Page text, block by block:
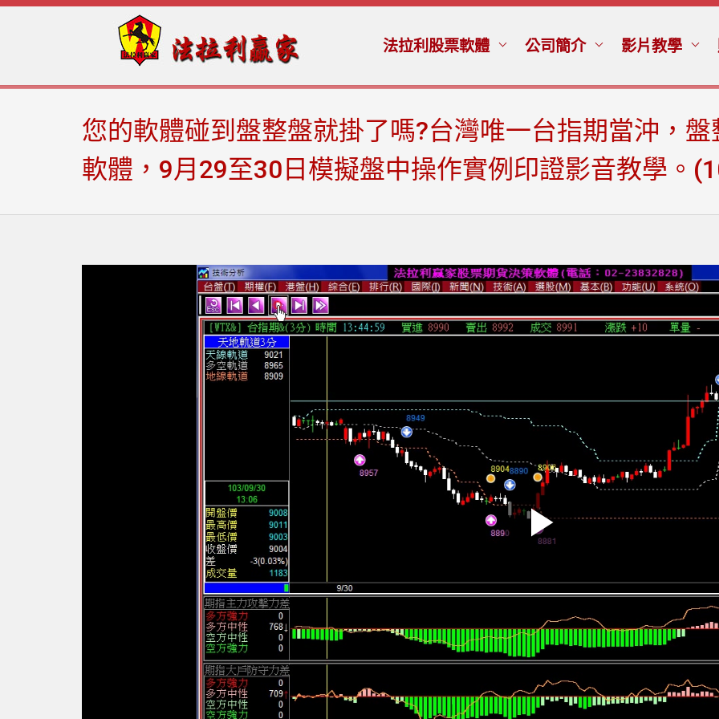
navigation
content
法拉利股票軟體 公司簡介 影片教學
您的軟體碰到盤整盤就掛了嗎?台灣唯一台指期當沖，
軟體，9月29至30日模擬盤中操作實例印證影音教學。
Play